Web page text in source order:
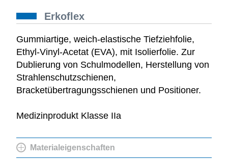
Erkoflex
Gummiartige, weich-elastische Tiefziehfolie,
Ethyl-Vinyl-Acetat (EVA), mit Isolierfolie. Zur
Dublierung von Schulmodellen, Herstellung von
Strahlenschutzschienen,
Bracketübertragungsschienen und Positioner.
Medizinprodukt Klasse IIa
Materialeigenschaften